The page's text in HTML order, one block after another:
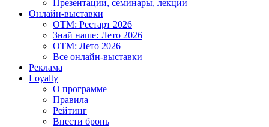
Презентации, семинары, лекции
Онлайн-выставки
OTM: Рестарт 2026
Знай наше: Лето 2026
OTM: Лето 2026
Все онлайн-выставки
Реклама
Loyalty
О программе
Правила
Рейтинг
Внести бронь